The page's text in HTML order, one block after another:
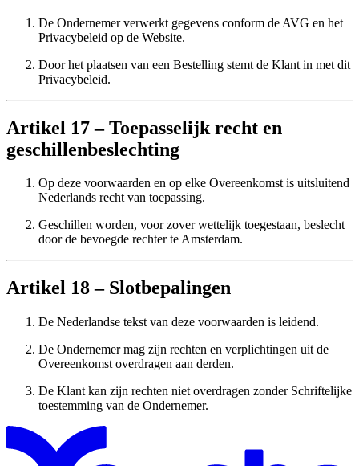
De Ondernemer verwerkt gegevens conform de AVG en het
Privacybeleid op de Website.
Door het plaatsen van een Bestelling stemt de Klant in met dit
Privacybeleid.
Artikel 17 – Toepasselijk recht en
geschillenbeslechting
Op deze voorwaarden en op elke Overeenkomst is uitsluitend
Nederlands recht van toepassing.
Geschillen worden, voor zover wettelijk toegestaan, beslecht
door de bevoegde rechter te Amsterdam.
Artikel 18 – Slotbepalingen
De Nederlandse tekst van deze voorwaarden is leidend.
De Ondernemer mag zijn rechten en verplichtingen uit de
Overeenkomst overdragen aan derden.
De Klant kan zijn rechten niet overdragen zonder Schriftelijke
toestemming van de Ondernemer.